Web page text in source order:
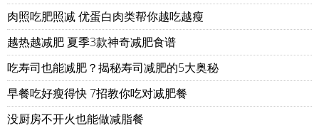
肉照吃肥照减 优蛋白肉类帮你越吃越瘦
越热越减肥 夏季3款神奇减肥食谱
吃寿司也能减肥？揭秘寿司减肥的5大奥秘
早餐吃好瘦得快 7招教你吃对减肥餐
没厨房不开火也能做减脂餐